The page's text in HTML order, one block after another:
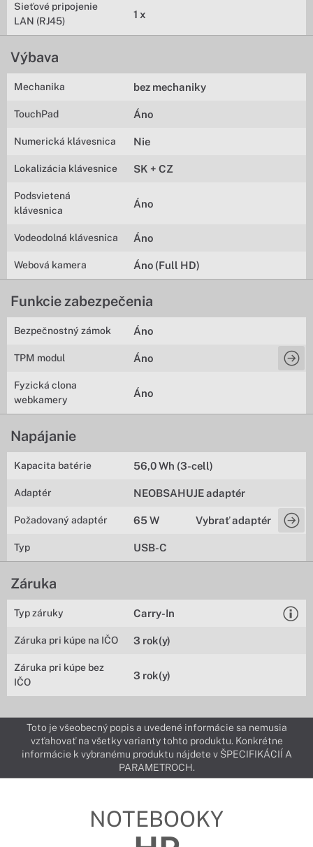
Sieťové pripojenie
LAN (RJ45)
1 x
Výbava
Mechanika bez mechaniky
TouchPad Áno
Numerická klávesnica Nie
Lokalizácia klávesnice SK + CZ
Podsvietená
klávesnica
Áno
Vodeodolná klávesnica Áno
Webová kamera Áno (Full HD)
Funkcie zabezpečenia
Bezpečnostný zámok Áno
TPM modul Áno
Fyzická clona
webkamery
Áno
Napájanie
Kapacita batérie 56,0 Wh (3-cell)
Adaptér NEOBSAHUJE adaptér
Požadovaný adaptér 65 W Vybrať adaptér
Typ USB-C
Záruka
Typ záruky Carry-In
Záruka pri kúpe na IČO 3 rok(y)
Záruka pri kúpe bez
IČO
3 rok(y)
Toto je všeobecný popis a uvedené informácie sa nemusia
vzťahovať na všetky varianty tohto produktu. Konkrétne
informácie k vybranému produktu nájdete v ŠPECIFIKÁCIÍ A
PARAMETROCH.
NOTEBOOKY